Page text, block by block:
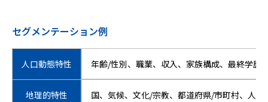
セグメンテーション例
人口動態特性 年齢/性別、職業、収入、家族構成、最終学歴
地理的特性 国、気候、文化/宗教、都道府県/市町村、人口